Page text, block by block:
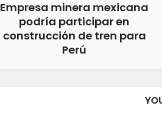
Empresa minera mexicana
podría participar en
construcción de tren para
Perú